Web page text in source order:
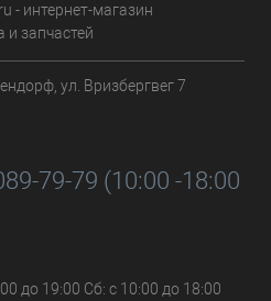
- интернет-магазин
и запчастей
ул. Вризбергвег 7
79-79 (10:00 -18:00
до 19:00 Сб: с 10:00 до 18:00